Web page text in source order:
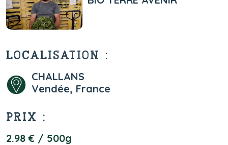
LOCALISATION :
CHALLANS
Vendée, France
PRIX :
2.98 € / 500g